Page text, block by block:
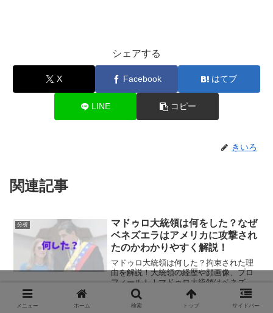
シェアする
X Facebook はてブ
LINE コピー
きいろ
関連記事
分析
マドゥロ大統領は何をした？なぜ
ベネズエラはアメリカに攻撃され
たのかわかりやすく解説！
マドゥロ大統領は何した？拘束された理
由を解説！大統領の経歴や顔画像、プロ
フィールも！マドゥロ大統領はベネズエ
ラの現職大統領で、2013年から長く政権
を握っています。ニコラス・マドゥロ大
メニュー ホーム 検索 トップ サイドバー